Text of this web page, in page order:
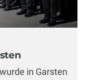
in Garsten